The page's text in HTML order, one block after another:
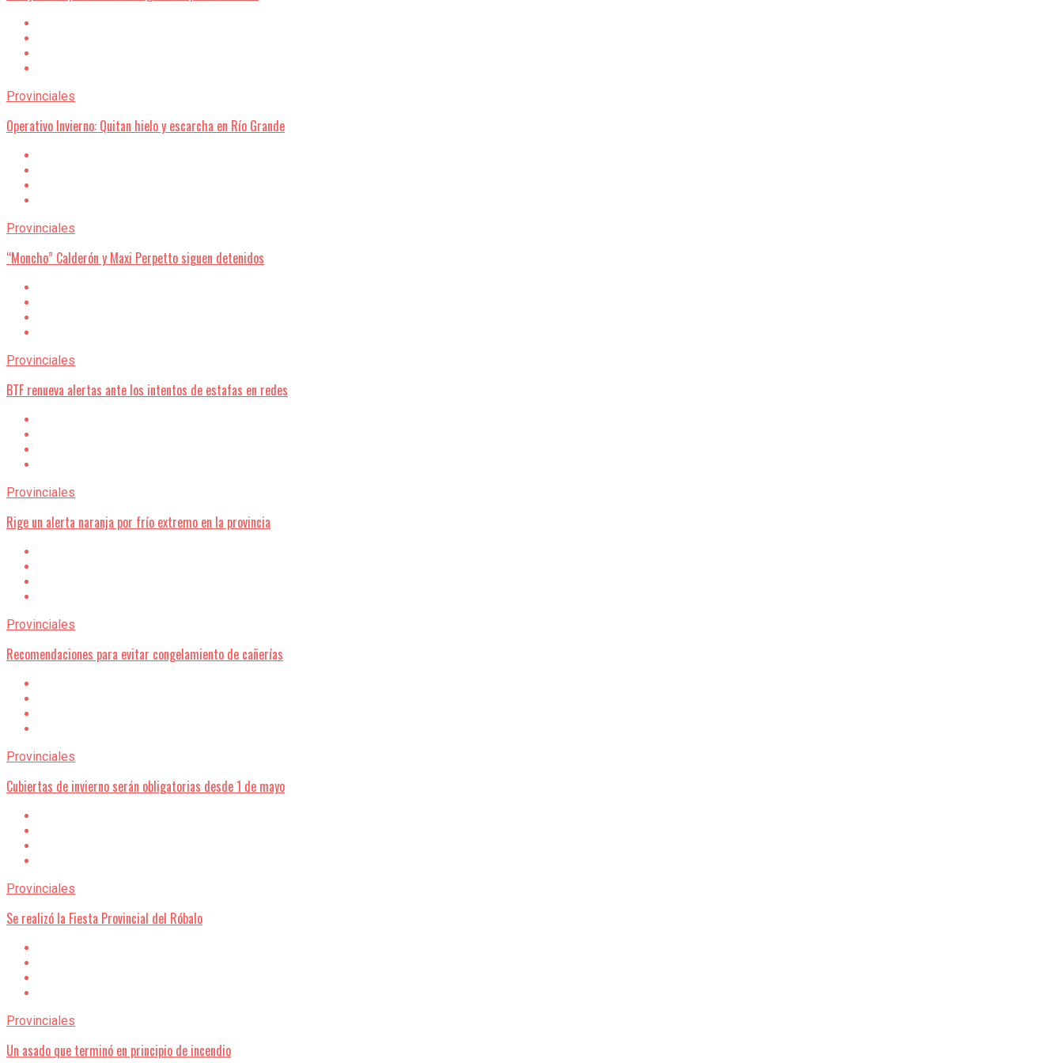
Provinciales
Operativo Invierno: Quitan hielo y escarcha en Río Grande
Provinciales
“Moncho” Calderón y Maxi Perpetto siguen detenidos
Provinciales
BTF renueva alertas ante los intentos de estafas en redes
Provinciales
Rige un alerta naranja por frío extremo en la provincia
Provinciales
Recomendaciones para evitar congelamiento de cañerías
Provinciales
Cubiertas de invierno serán obligatorias desde 1 de mayo
Provinciales
Se realizó la Fiesta Provincial del Róbalo
Provinciales
Un asado que terminó en principio de incendio